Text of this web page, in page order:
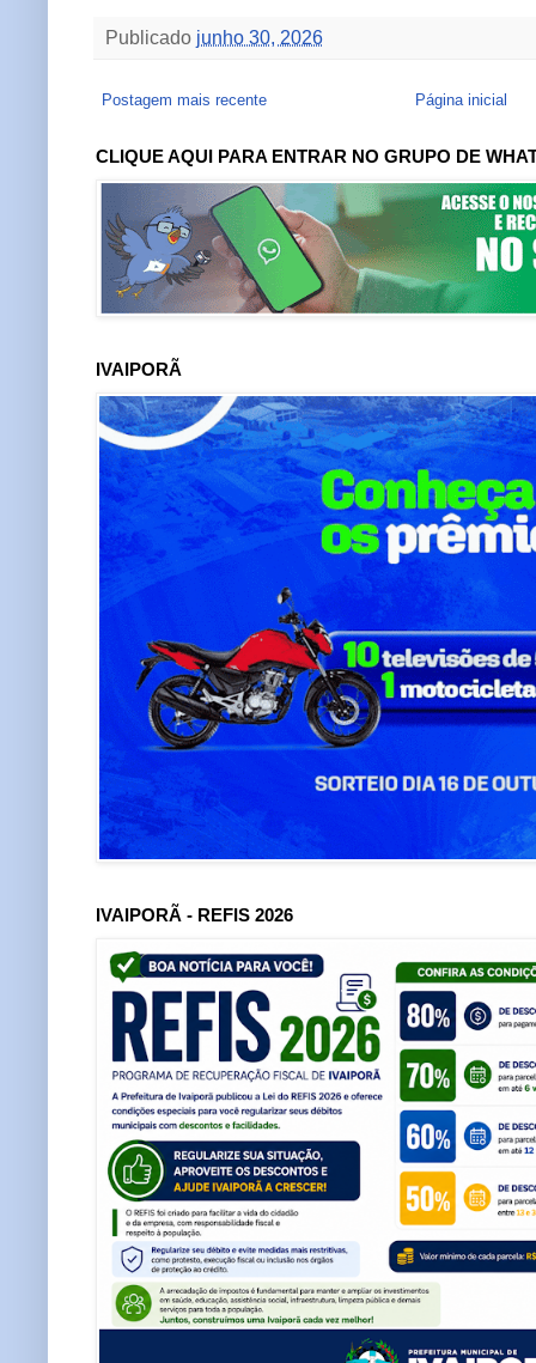
Publicado junho 30, 2026
Postagem mais recente Página inicial
CLIQUE AQUI PARA ENTRAR NO GRUPO DE
IVAIPORÃ
IVAIPORÃ - REFIS 2026